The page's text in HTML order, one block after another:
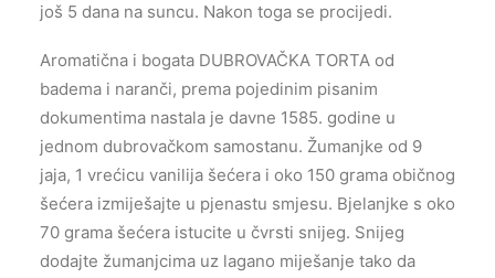
još 5 dana na suncu. Nakon toga se procijedi.
Aromatična i bogata DUBROVAČKA TORTA od
badema i naranči, prema pojedinim pisanim
dokumentima nastala je davne 1585. godine u
jednom dubrovačkom samostanu. Žumanjke od 9
jaja, 1 vrećicu vanilija šećera i oko 150 grama običnog
šećera izmiješajte u pjenastu smjesu. Bjelanjke s oko
70 grama šećera istucite u čvrsti snijeg. Snijeg
dodajte žumanjcima uz lagano miješanje tako da